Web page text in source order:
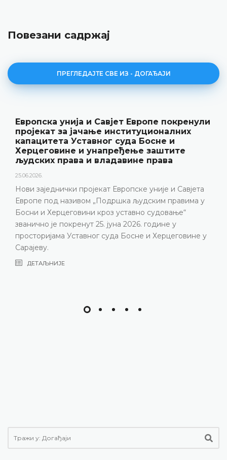
Повезани садржај
ПРЕГЛЕДАЈТЕ СВЕ ИЗ - ДОГАЂАЈИ
Европска унија и Савјет Европе покренули
пројекат за јачање институционалних
капацитета Уставног суда Босне и
Херцеговине и унапређење заштите
људских права и владавине права
25.06.2026.
Нови заједнички пројекат Европске уније и Савјета
Европе под називом „Подршка људским правима у
Босни и Херцеговини кроз уставно судовање“
званично је покренут 25. јуна 2026. године у
просторијама Уставног суда Босне и Херцеговине у
Сарајеву.
ДЕТАЉНИЈЕ